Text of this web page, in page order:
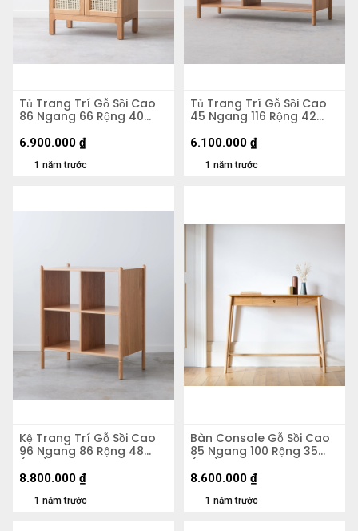
Tủ Trang Trí Gỗ Sồi Cao
86 Ngang 66 Rộng 40
(cm)
1 năm trước
6.900.000 ₫
Tủ Trang Trí Gỗ Sồi Cao
45 Ngang 116 Rộng 42
(cm)
1 năm trước
6.100.000 ₫
Kệ Trang Trí Gỗ Sồi Cao
96 Ngang 86 Rộng 48
(cm)
1 năm trước
8.800.000 ₫
Bàn Console Gỗ Sồi Cao
85 Ngang 100 Rộng 35
(cm)
1 năm trước
8.600.000 ₫